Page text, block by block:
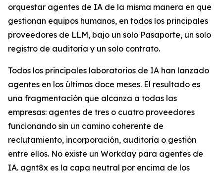
orquestar agentes de IA de la misma manera en que
gestionan equipos humanos, en todos los principales
proveedores de LLM, bajo un solo Pasaporte, un solo
registro de auditoría y un solo contrato.
Todos los principales laboratorios de IA han lanzado
agentes en los últimos doce meses. El resultado es
una fragmentación que alcanza a todas las
empresas: agentes de tres o cuatro proveedores
funcionando sin un camino coherente de
reclutamiento, incorporación, auditoría o gestión
entre ellos. No existe un Workday para agentes de
IA. agnt8x es la capa neutral por encima de los